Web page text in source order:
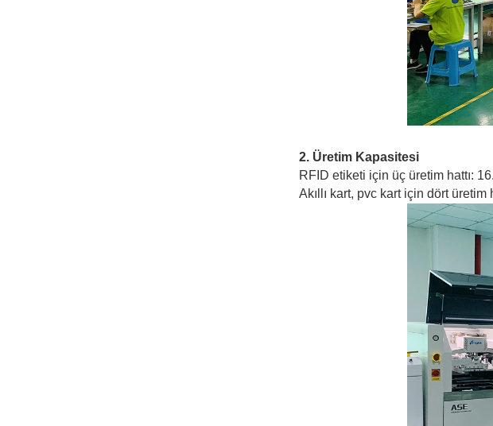
2. Üretim Kapasitesi
RFID etiketi için üç üretim hattı:
Akıllı kart, pvc kart için dört